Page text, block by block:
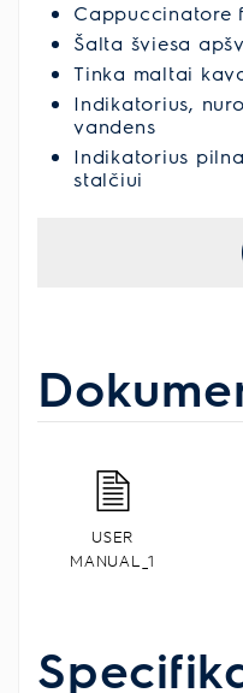
Cappuccinatore
Šalta šviesa
Tinka maltai
Indikatorius,
vandens
Indikatorius
stalčiui
USER
MANUAL_1